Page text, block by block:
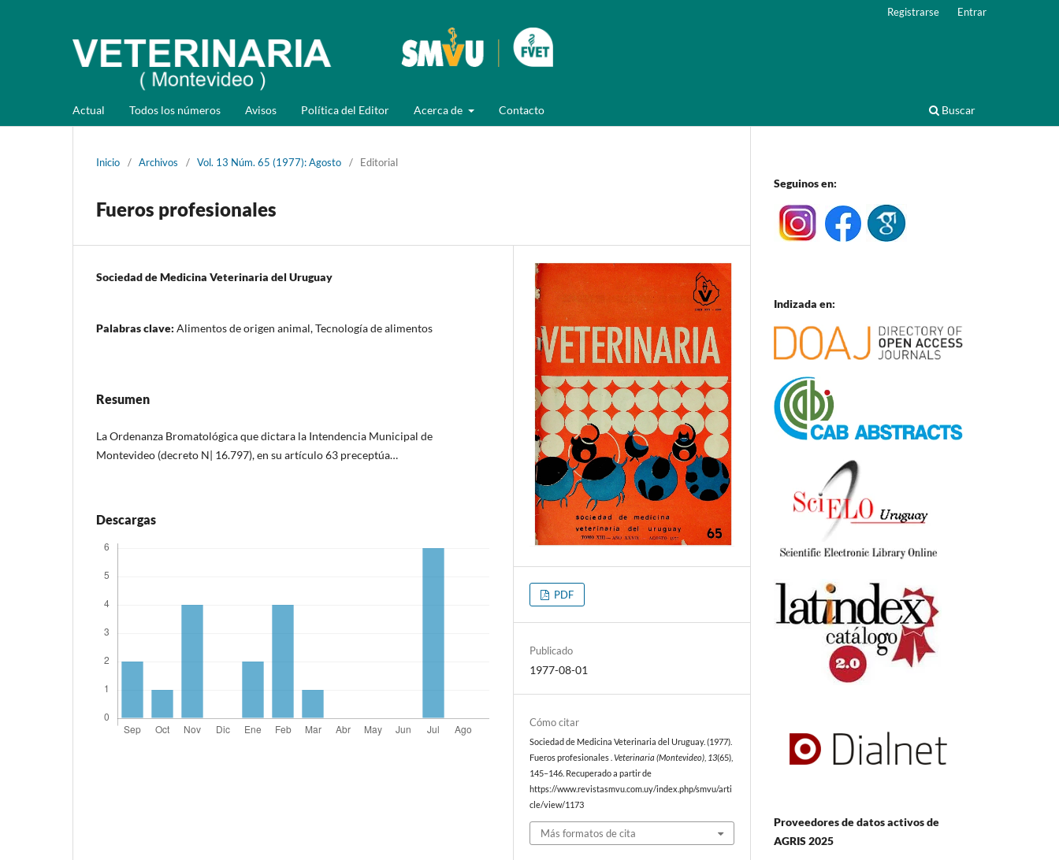
Actual Todos los números Avisos Política del Editor Acerca de Contacto Buscar
Registrarse Entrar
Inicio / Archivos / Vol. 13 Núm. 65 (1977): Agosto / Editorial
Fueros profesionales
Sociedad de Medicina Veterinaria del Uruguay
Palabras clave: Alimentos de origen animal, Tecnología de alimentos
Resumen
La Ordenanza Bromatológica que dictara la Intendencia Municipal de
Montevideo (decreto N| 16.797), en su artículo 63 preceptúa…
Descargas
PDF
Publicado
1977-08-01
Cómo citar
Sociedad de Medicina Veterinaria del Uruguay. (1977).
Fueros profesionales .Veterinaria (Montevideo) 13(65),
145–146. Recuperado a partir de
https://www.revistasmvu.com.uy/index.php/smvu/arti
cle/view/1173
Más formatos de cita
Seguinos en:
Indizada en:
Proveedores de datos activos de
AGRIS 2025